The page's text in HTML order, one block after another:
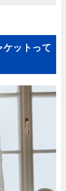
ケットって